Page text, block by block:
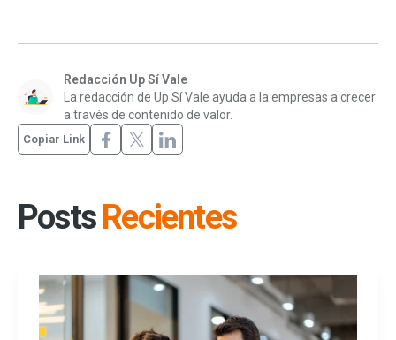
Redacción Up Sí Vale
La redacción de Up Sí Vale ayuda a la empresas a crecer
a través de contenido de valor.
Copiar Link
PostsRecientes